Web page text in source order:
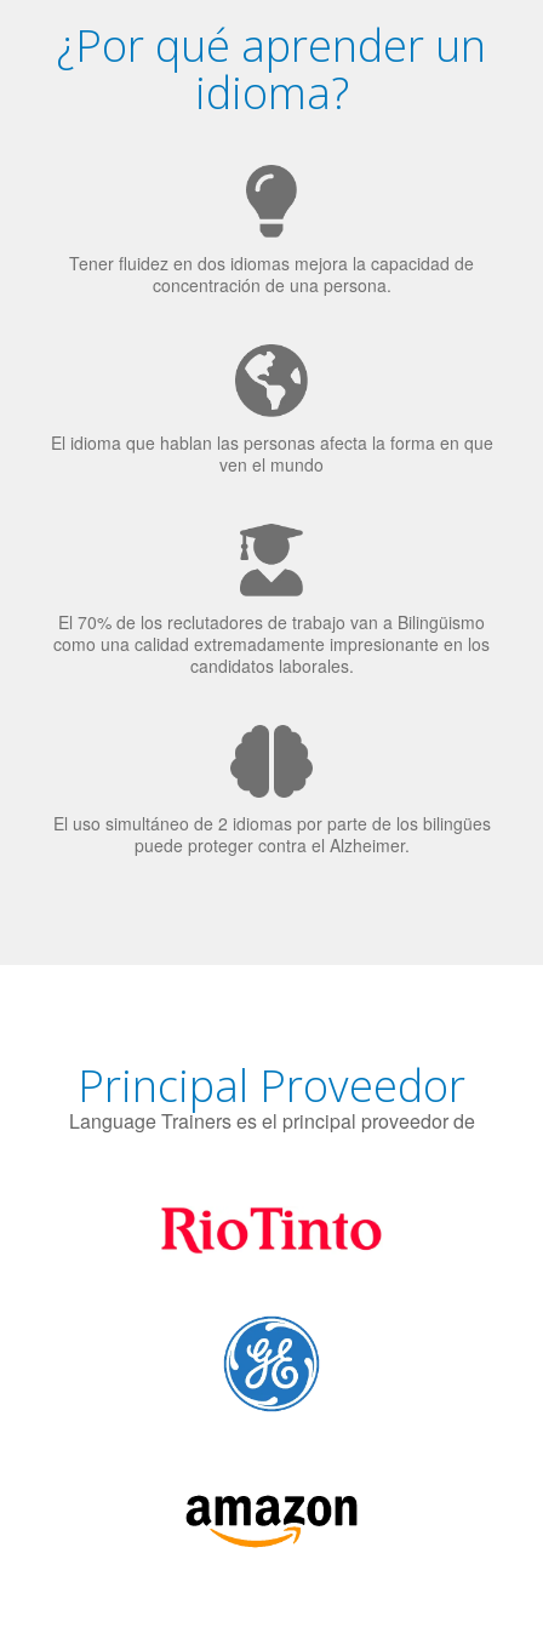
¿Por qué aprender un
idioma?
Tener fluidez en dos idiomas mejora la capacidad de
El idioma que hablan las personas afecta la forma en que
El 70% de los reclutadores de trabajo van a Bilingüismo
como una calidad extremadamente impresionante en los
El uso simultáneo de 2 idiomas por parte de los bilingües
Principal Proveedor